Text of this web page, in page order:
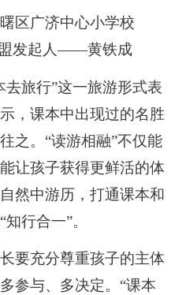
广济中心小学校
盟发起人——黄铁成
旅行”这一旅游形式表
，课本中出现过的名胜
之。“读游相融”不仅能
让孩子获得更鲜活的体
然中游历，打通课本和
行合一”。
充分尊重孩子的主体
参与、多决定。“课本